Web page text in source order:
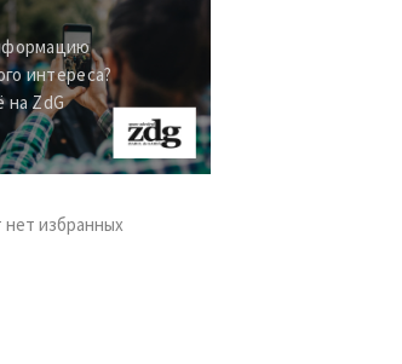
интереса?
на ZdG
избранных